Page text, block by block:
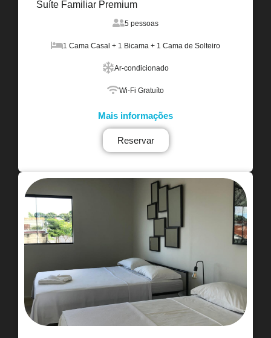
Suíte Familiar Premium
5 pessoas
1 Cama Casal + 1 Bicama + 1 Cama de Solteiro
Ar-condicionado
Wi-Fi Gratuíto
Mais informações
Reservar